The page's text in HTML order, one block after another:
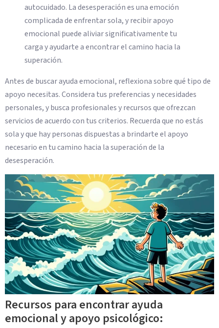
autocuidado. La desesperación es una emoción
complicada de enfrentar sola, y recibir apoyo
emocional puede aliviar significativamente tu
carga y ayudarte a encontrar el camino hacia la
superación.
Antes de buscar ayuda emocional, reflexiona sobre qué tipo de
apoyo necesitas. Considera tus preferencias y necesidades
personales, y busca profesionales y recursos que ofrezcan
servicios de acuerdo con tus criterios. Recuerda que no estás
sola y que hay personas dispuestas a brindarte el apoyo
necesario en tu camino hacia la superación de la
desesperación.
Recursos para encontrar ayuda
emocional y apoyo psicológico: